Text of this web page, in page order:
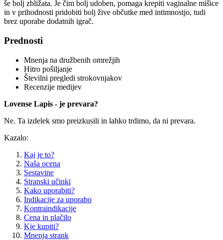
še bolj zbližata. Je čim bolj udoben, pomaga krepiti vaginalne mišice
in v prihodnosti pridobiti bolj žive občutke med intimnostjo, tudi
brez uporabe dodatnih igrač.
Prednosti
Mnenja na družbenih omrežjih
Hitro pošiljanje
Številni pregledi strokovnjakov
Recenzije medijev
Lovense Lapis - je prevara?
Ne. Ta izdelek smo preizkusili in lahko trdimo, da ni prevara.
Kazalo:
Kaj je to?
Naša ocena
Sestavine
Stranski učinki
Kako uporabiti?
Indikacije za uporabo
Kontraindikacije
Cena in plačilo
Kje kupiti?
Mnenja strank